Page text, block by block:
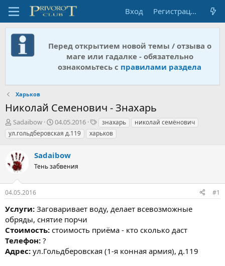
Вход Регистрация
Перед открытием новой темы / отзыва о
маге или гадалке - обязательно
ознакомьтесь с правилами раздела
Харьков
Николай Семенович - Знахарь
А
в
т
р
т
м
ы
Sadaibow
Д
а
т
н
а
а
04.05.2016
Т
е
г
знахарь
николай семёнович
ул.гольдберовская д.119
харьков
Sadaibow
Тень забвения
04.05.2016 #1
Услуги: Заговаривает воду, делает всевозможные
обряды, снятие порчи
Стоимость: стоимость приёма - кто сколько даст
Телефон: ?
Адрес: ул.Гольдберовская (1-я конная армия), д.119